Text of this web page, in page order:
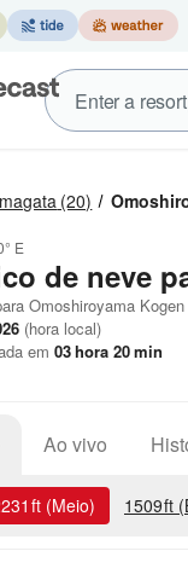
(20)
E
de neve
Omoshiroyama
(hora local)
em 03hora 20min
Ao vivo
ft (Meio) 1509ft